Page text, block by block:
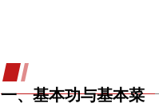
一、基本功与基本菜